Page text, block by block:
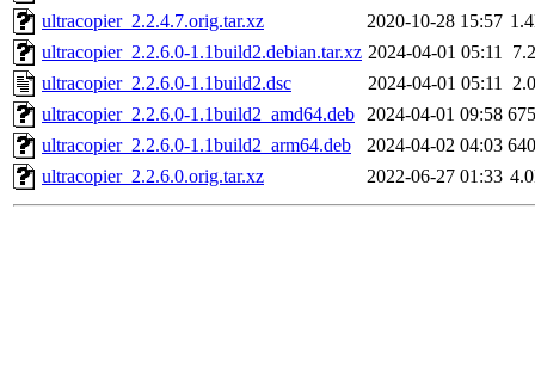
ultracopier_2.2.4.7.orig.tar.xz
2020-10-28 15:57
ultracopier_2.2.6.0-1.1build2.debian.tar.xz 2024-04-01 05:11
ultracopier_2.2.6.0-1.1build2.dsc
2024-04-01 05:11
ultracopier_2.2.6.0-1.1build2_amd64.deb 2024-04-01 09:58
ultracopier_2.2.6.0-1.1build2_arm64.deb
2024-04-02 04:03
ultracopier_2.2.6.0.orig.tar.xz
2022-06-27 01:33